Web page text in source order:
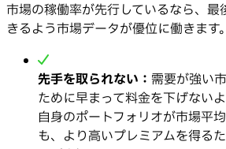
市場の稼働率が先行しているなら、最
きるよう市場データが優位に働きます。
先手を取られない： 需要が強い
ために早まって料金を下げない
自身のポートフォリオが市場平
も、より高いプレミアムを得る